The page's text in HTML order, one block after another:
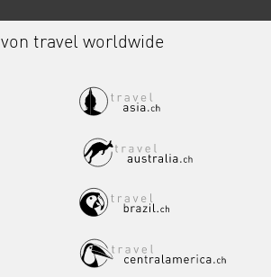
von travel worldwide